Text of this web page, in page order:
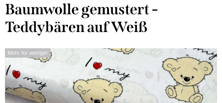
Baumwolle gemustert -
Teddybären auf Weiß
Mehr für weniger